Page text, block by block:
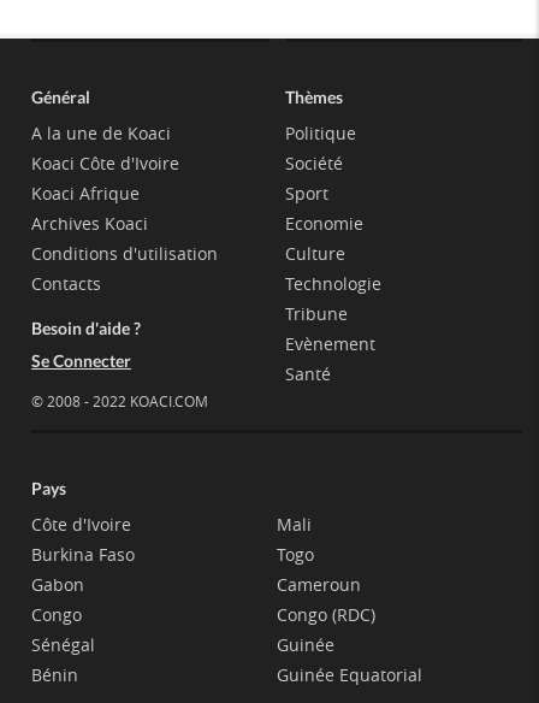
Général
A la une de Koaci
Koaci Côte d'Ivoire
Koaci Afrique
Archives Koaci
Conditions d'utilisation
Contacts
Besoin d'aide ?
Se Connecter
© 2008 - 2022 KOACI.COM
Thèmes
Politique
Société
Sport
Economie
Culture
Technologie
Tribune
Evènement
Santé
Pays
Côte d'Ivoire
Burkina Faso
Gabon
Congo
Sénégal
Bénin
Mali
Togo
Cameroun
Congo (RDC)
Guinée
Guinée Equatorial